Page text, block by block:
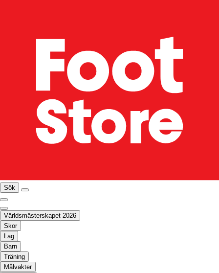
Sök
Världsmästerskapet 2026
Skor
Lag
Barn
Träning
Målvakter